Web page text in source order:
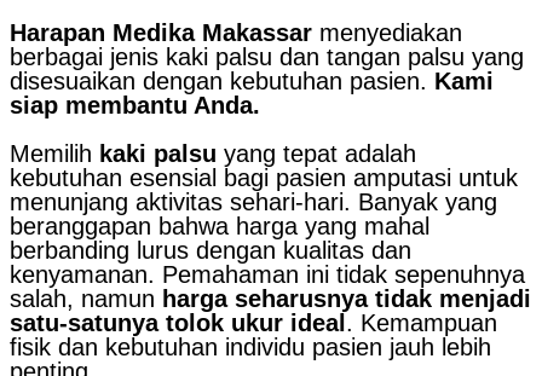
Harapan Medika Makassar menyediakan
berbagai jenis kaki palsu dan tangan palsu yang
disesuaikan dengan kebutuhan pasien. Kami
siap membantu Anda.
Memilih kaki palsu yang tepat adalah
kebutuhan esensial bagi pasien amputasi untuk
menunjang aktivitas sehari-hari. Banyak yang
beranggapan bahwa harga yang mahal
berbanding lurus dengan kualitas dan
kenyamanan. Pemahaman ini tidak sepenuhnya
salah, namun harga seharusnya tidak menjadi
satu-satunya tolok ukur ideal . Kemampuan
fisik dan kebutuhan individu pasien jauh lebih